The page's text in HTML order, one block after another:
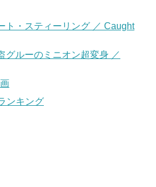
ト・スティーリング ／ Caught
グルーのミニオン超変身 ／
ンキング